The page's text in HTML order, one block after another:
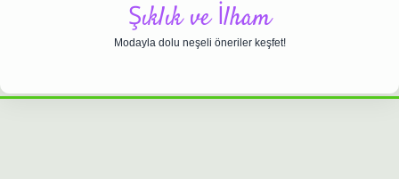
Şıklık ve İlham
Modayla dolu neşeli öneriler keşfet!